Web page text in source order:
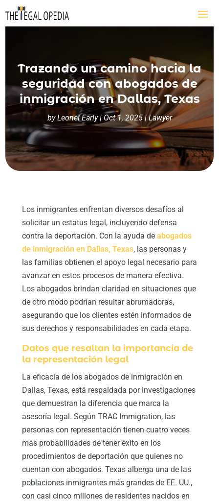
Trazando un camino hacia la
seguridad con abogados de
inmigración en Dallas, Texas
byLeonel Early| Oct 1, 2025|Lawyer
Los inmigrantes enfrentan diversos desafíos al
solicitar un estatus legal, incluyendo defensa
contra la deportación. Con la ayuda de abogados
de inmigración en Dallas, Texas, las personas y
las familias obtienen el apoyo legal necesario para
avanzar en estos procesos de manera efectiva.
Los abogados brindan claridad en situaciones que
de otro modo podrían resultar abrumadoras,
asegurando que los clientes estén informados de
sus derechos y responsabilidades en cada etapa.
Datos que resaltan la importancia de
la representación legal
La eficacia de los abogados de inmigración en
Dallas, Texas, está respaldada por investigaciones
que demuestran la diferencia que marca la
asesoría legal. Según TRAC Immigration, las
personas con representación tienen cuatro veces
más probabilidades de tener éxito en los
procedimientos de deportación que quienes no
cuentan con abogados. Texas alberga una de las
poblaciones inmigrantes más grandes de EE. UU.,
con casi cinco millones de residentes nacidos en